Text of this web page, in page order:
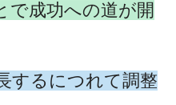
で成功への道が開
するにつれて調整